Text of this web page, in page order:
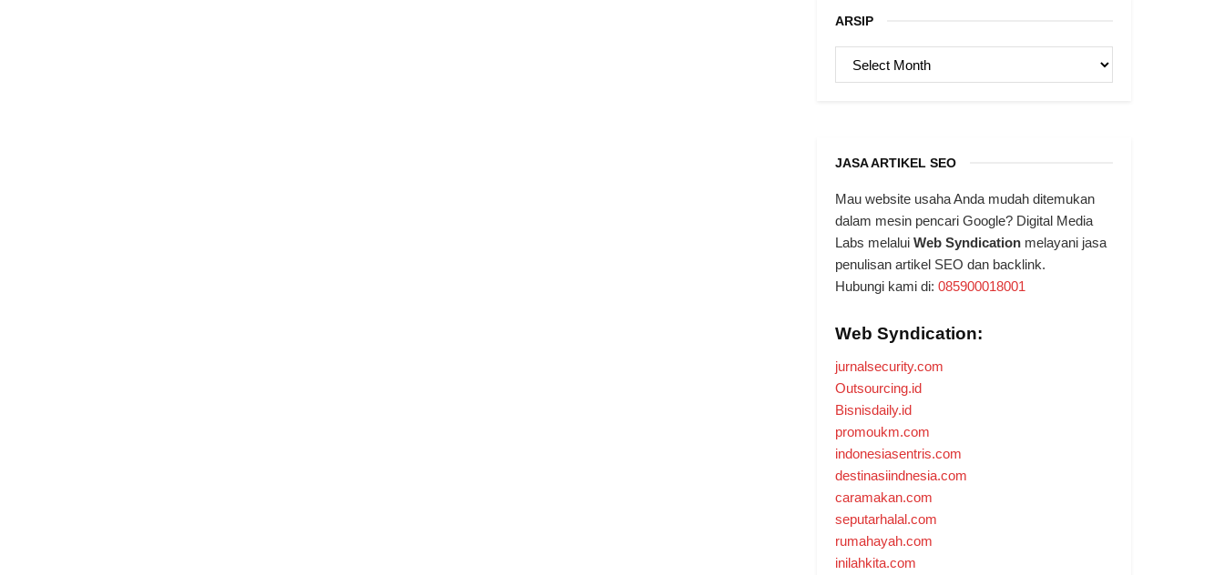
ARSIP
JASA ARTIKEL SEO
Mau website usaha Anda mudah ditemukan
dalam mesin pencari Google? Digital Media
Labs melalui Web Syndication melayani jasa
penulisan artikel SEO dan backlink.
Hubungi kami di: 085900018001
Web Syndication:
jurnalsecurity.com
Outsourcing.id
Bisnisdaily.id
promoukm.com
indonesiasentris.com
destinasiindnesia.com
caramakan.com
seputarhalal.com
rumahayah.com
inilahkita.com